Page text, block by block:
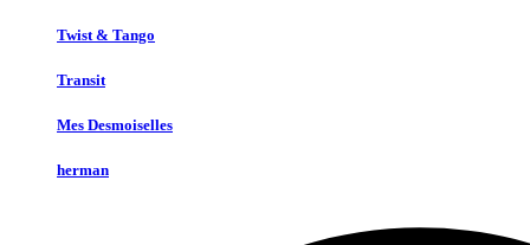
Twist & Tango
Transit
Mes Desmoiselles
herman